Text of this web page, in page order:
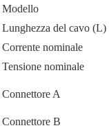
Modello
Lunghezza del cavo (L)
Corrente nominale
Tensione nominale
Connettore A
Connettore B